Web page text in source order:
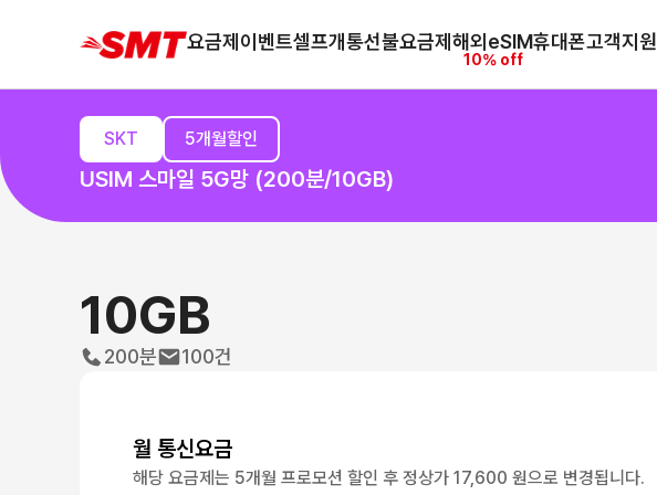
요금제이벤트셀프개통선불요금제해외eSIM
10% off
휴대폰고객지원
SKT 5개월할인
USIM 스마일 5G망 (200분/10GB)
10GB
200분 100건
월 통신요금
해당 요금제는 5개월 프로모션 할인 후 정상가 17,600 원으로 변경됩니다.